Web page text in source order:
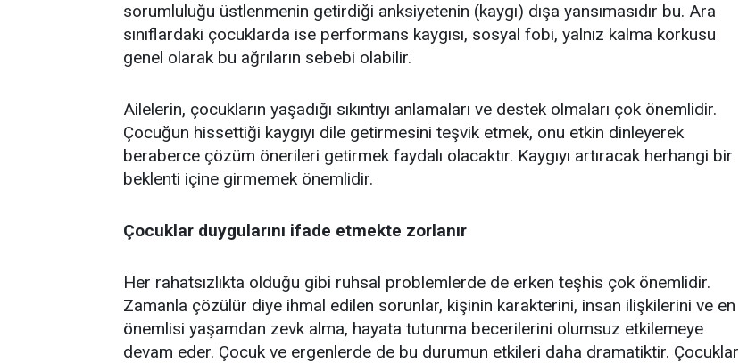
sorumluluğu üstlenmenin getirdiği anksiyetenin (kaygı) dışa yansımasıdır bu. Ara
sınıflardaki çocuklarda ise performans kaygısı, sosyal fobi, yalnız kalma korkusu
genel olarak bu ağrıların sebebi olabilir.
Ailelerin, çocukların yaşadığı sıkıntıyı anlamaları ve destek olmaları çok önemlidir.
Çocuğun hissettiği kaygıyı dile getirmesini teşvik etmek, onu etkin dinleyerek
beraberce çözüm önerileri getirmek faydalı olacaktır. Kaygıyı artıracak herhangi bir
beklenti içine girmemek önemlidir.
Çocuklar duygularını ifade etmekte zorlanır
Her rahatsızlıkta olduğu gibi ruhsal problemlerde de erken teşhis çok önemlidir.
Zamanla çözülür diye ihmal edilen sorunlar, kişinin karakterini, insan ilişkilerini ve en
önemlisi yaşamdan zevk alma, hayata tutunma becerilerini olumsuz etkilemeye
devam eder. Çocuk ve ergenlerde de bu durumun etkileri daha dramatiktir. Çocuklar